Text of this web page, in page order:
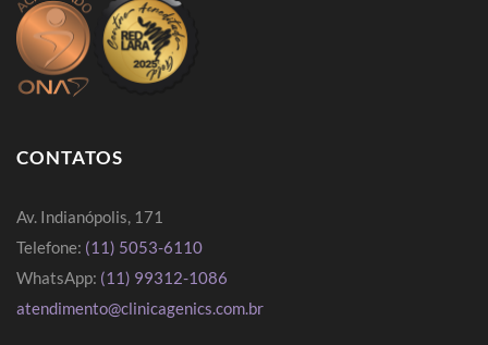
CONTATOS
Av. Indianópolis, 171
Telefone: (11) 5053-6110
WhatsApp: (11) 99312-1086
atendimento@clinicagenics.com.br